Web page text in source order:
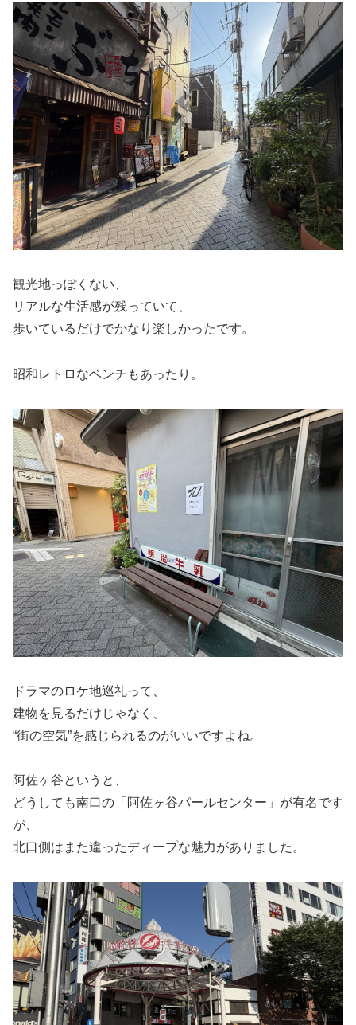
観光地っぽくない、
リアルな生活感が残っていて、
歩いているだけでかなり楽しかったです。
昭和レトロなベンチもあったり。
ドラマのロケ地巡礼って、
建物を見るだけじゃなく、
“街の空気”を感じられるのがいいですよね。
阿佐ヶ谷というと、
どうしても南口の「阿佐ヶ谷パールセンター」が有名です
が、
北口側はまた違ったディープな魅力がありました。